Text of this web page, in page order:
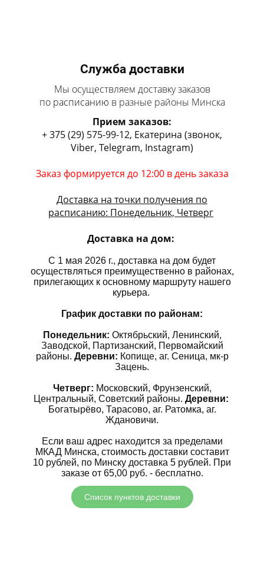
Служба доставки
Мы осуществляем доставку заказов
по расписанию в разные районы Минска
Прием заказов:
+ 375 (29) 575-99-12, Екатерина (звонок,
Viber, Telegram, Instagram)
Заказ формируется до 12:00 в день заказа
Доставка на точки получения по
расписанию: Понедельник, Четверг
Доставка на дом:
С 1 мая 2026 г., доставка на дом будет
осуществляться преимущественно в районах,
прилегающих к основному маршруту нашего
курьера.
График доставки по районам:
Понедельник: Октябрьский, Ленинский,
Заводской, Партизанский, Первомайский
районы. Деревни: Копище, аг. Сеница, мк-р
Зацень.
Четверг: Московский, Фрунзенский,
Центральный, Советский районы. Деревни:
Богатырёво, Тарасово, аг. Ратомка, аг.
Ждановичи.
Если ваш адрес находится за пределами
МКАД Минска, стоимость доставки составит
10 рублей, по Минску доставка 5 рублей. При
заказе от 65,00 руб. - бесплатно.
Список пунктов доставки